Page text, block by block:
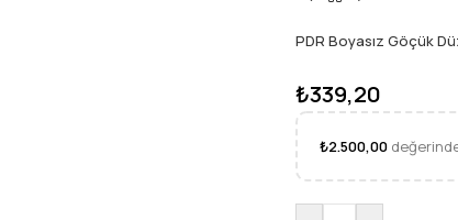
PDR Boyasız Göçük
₺339,20
₺2.500,00